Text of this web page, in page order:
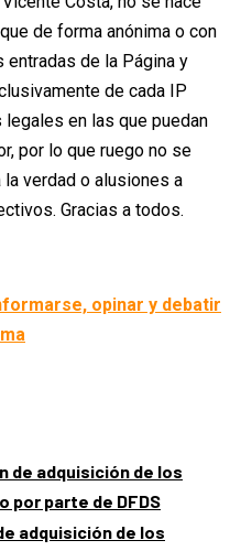
de forma anónima o con
entradas de la Página y
de cada IP
en las que puedan
por lo que ruego no se
verdad o alusiones a
Gracias a todos.
opinar y debatir
adquisición de los